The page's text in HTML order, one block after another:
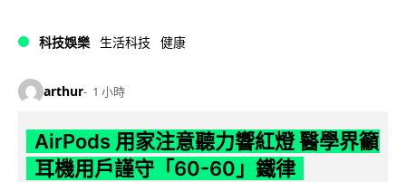
科技娛樂 生活科技 健康
arthur 1 小時
AirPods 用家注意聽力響紅燈 醫學界籲
耳機用戶謹守「60-60」鐵律